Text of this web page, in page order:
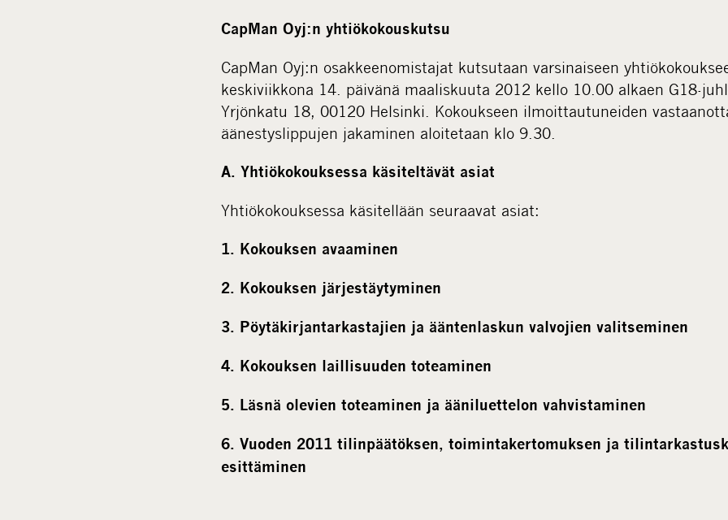
CapMan Oyj:n yhtiökokouskutsu
CapMan Oyj:n osakkeenomistajat kutsutaan varsinaiseen
keskiviikkona 14. päivänä maaliskuuta 2012 kello 10.00 alkaen G18-
Yrjönkatu 18, 00120 Helsinki. Kokoukseen ilmoittautuneiden
äänestyslippujen jakaminen aloitetaan klo 9.30.
A. Yhtiökokouksessa käsiteltävät asiat
Yhtiökokouksessa käsitellään seuraavat asiat:
1. Kokouksen avaaminen
2. Kokouksen järjestäytyminen
3. Pöytäkirjantarkastajien ja ääntenlaskun valvojien valitseminen
4. Kokouksen laillisuuden toteaminen
5. Läsnä olevien toteaminen ja ääniluettelon vahvistaminen
6. Vuoden 2011 tilinpäätöksen, toimintakertomuksen ja
esittäminen